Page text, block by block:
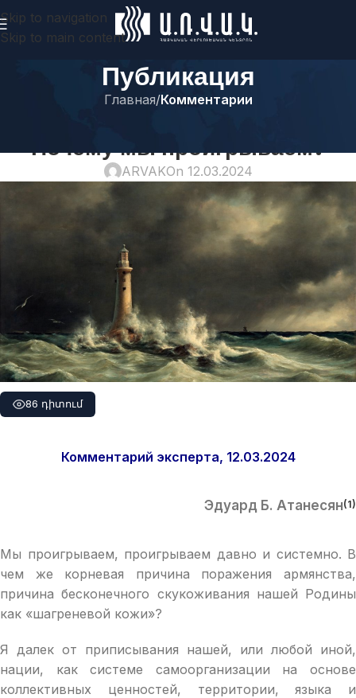
Skip to navigation
Skip to main content
Публикация
Главная/Комментарии
Почему мы проигрываем?
ARVAKOn 12.03.2024
86 դիտում
Комментарий эксперта, 12.03.2024
Эдуард Б. Атанесян(1)
Мы проигрываем, проигрываем давно и системно. В
чем же корневая причина поражения армянства,
причина бесконечного скукоживания нашей Родины
как «шагреневой кожи»?
Я далек от приписывания нашей, или любой иной,
нации, как системе самоорганизации на основе
коллективных ценностей, территории, языка и